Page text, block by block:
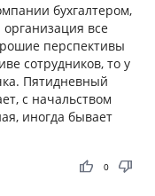
бухгалтером,
все
перспективы
сотрудников, то у
Пятидневный
с начальством
иногда бывает
thumb_up thumb_down
0